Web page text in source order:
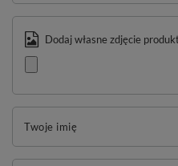
Dodaj własne zdjęcie
Twoje imię